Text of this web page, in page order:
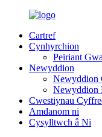
Cartref
Cynhyrchion
Peiriant
Newyddion
Newyddion
Newyddion
Cwestiynau
Amdanom ni
Cysylltwch â Ni